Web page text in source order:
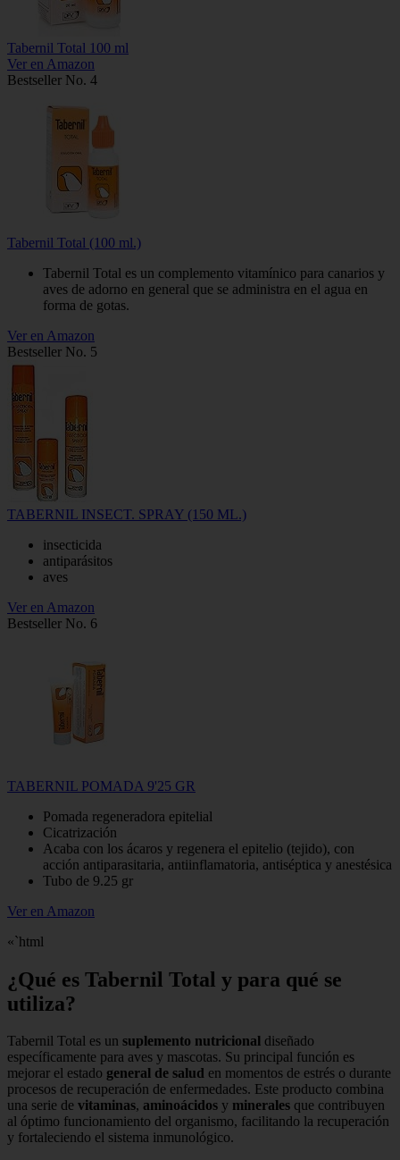
Tabernil Total 100 ml
Ver en Amazon
Bestseller No. 4
Tabernil Total (100 ml.)
Tabernil Total es un complemento vitamínico para canarios y
aves de adorno en general que se administra en el agua en
forma de gotas.
Ver en Amazon
Bestseller No. 5
TABERNIL INSECT. SPRAY (150 ML.)
insecticida
antiparásitos
aves
Ver en Amazon
Bestseller No. 6
TABERNIL POMADA 9'25 GR
Pomada regeneradora epitelial
Cicatrización
Acaba con los ácaros y regenera el epitelio (tejido), con
acción antiparasitaria, antiinflamatoria, antiséptica y anestésica
Tubo de 9.25 gr
Ver en Amazon
«`html
¿Qué es Tabernil Total y para qué se
utiliza?
Tabernil Total es un suplemento nutricional diseñado
específicamente para aves y mascotas. Su principal función es
mejorar el estado general de salud en momentos de estrés o durante
procesos de recuperación de enfermedades. Este producto combina
una serie de vitaminas, aminoácidos y minerales que contribuyen
al óptimo funcionamiento del organismo, facilitando la recuperación
y fortaleciendo el sistema inmunológico.